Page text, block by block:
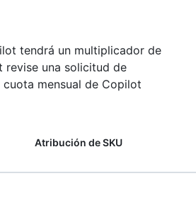
tendrá un multiplicador de
revise una solicitud de
mensual de Copilot
Atribución de SKU